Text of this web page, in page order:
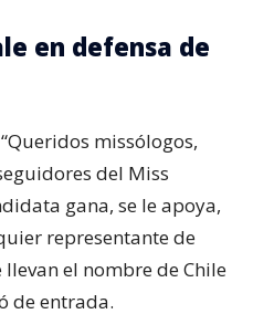
en defensa de
missólogos,
del Miss
gana, se le apoya,
representante de
el nombre de Chile
de entrada.